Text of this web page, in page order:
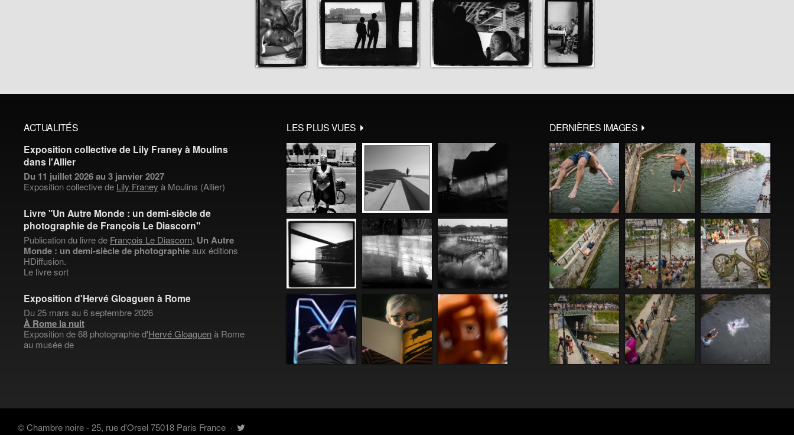
ACTUALITÉS
Exposition collective de Lily Franey à Moulins
dans l'Allier
Du 11 juillet 2026 au 3 janvier 2027
Exposition collective de Lily Franey à Moulins (Allier)
Livre "Un Autre Monde : un demi-siècle de
photographie de François Le Diascorn"
Publication du livre de François Le Diascorn, Un Autre
Monde : un demi-siècle de photographieaux éditions
HDiffusion.
Le livre sort
Exposition d'Hervé Gloaguen à Rome
Du 25 mars au 6 septembre 2026
À Rome la nuit
Exposition de 68 photographie d'Hervé Gloaguenà Rome
au musée de
LES PLUS VUES DERNIÈRES IMAGES
© Chambre noire - 25, rue d'Orsel 75018 Paris France ·